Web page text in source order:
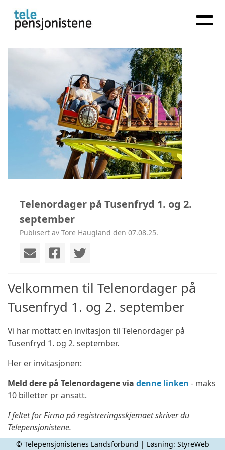
Telenordager på Tusenfryd 1. og 2.
september
Publisert av Tore Haugland den 07.08.25.
Velkommen til Telenordager på
Tusenfryd 1. og 2. september
Vi har mottatt en invitasjon til Telenordager på
Tusenfryd 1. og 2. september.
Her er invitasjonen:
Meld dere på Telenordagene via denne linken - maks
10 billetter pr ansatt.
I feltet for Firma på registreringsskjemaet skriver du
Telepensjonistene.
Inngang til parken:
© Telepensjonistenes Landsforbund | Løsning: StyreWeb